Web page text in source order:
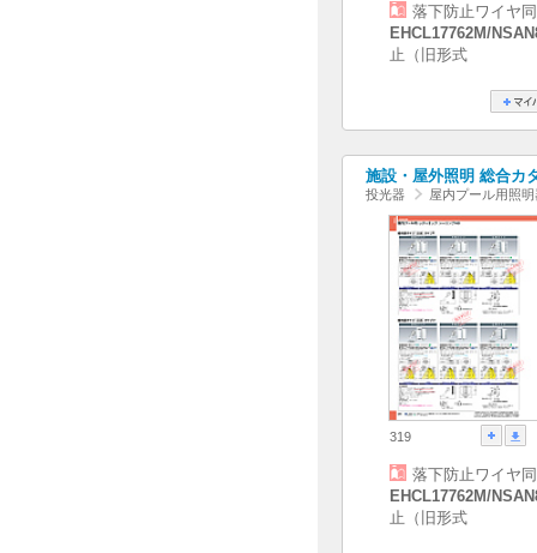
落下防止ワイヤ
EHCL17762M/
止（旧形式
施設・屋外照明 総合カ
投光器 屋内プール用照
319
落下防止ワイヤ
EHCL17762M/
止（旧形式